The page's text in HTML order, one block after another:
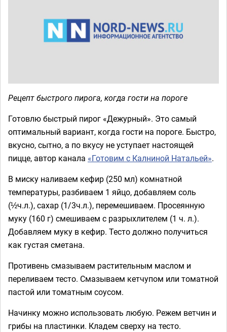
Рецепт быстрого пирога, когда гости на пороге
Готовлю быстрый пирог «Дежурный». Это самый
оптимальный вариант, когда гости на пороге. Быстро,
вкусно, сытно, а по вкусу не уступает настоящей
пицце, автор канала «Готовим с Калниной Натальей».
В миску наливаем кефир (250 мл) комнатной
температуры, разбиваем 1 яйцо, добавляем соль
(½ч.л.), сахар (1/3ч.л.), перемешиваем. Просеянную
муку (160 г) смешиваем с разрыхлителем (1 ч. л.).
Добавляем муку в кефир. Тесто должно получиться
как густая сметана.
Противень смазываем растительным маслом и
переливаем тесто. Смазываем кетчупом или томатной
пастой или томатным соусом.
Начинку можно использовать любую. Режем ветчин и
грибы на пластинки. Кладем сверху на тесто.